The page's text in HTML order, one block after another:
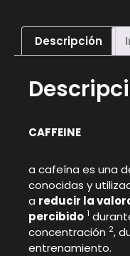
Descripción
CAFFEINE
a cafeína es una
conocidas y
a reducir la
percibido 1
concentración 2,
entrenamiento.